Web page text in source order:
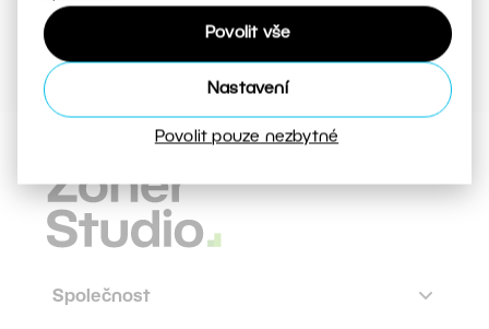
Povolit vše
Nastavení
Povolit pouze nezbytné
Společnost